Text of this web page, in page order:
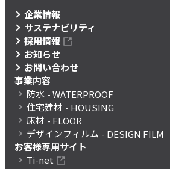
企業情報
サステナビリティ
採用情報
お知らせ
お問い合わせ
事業内容
防水 - WATERPROOF
住宅建材 - HOUSING
床材 - FLOOR
デザインフィルム - DESIGN FILM
お客様専用サイト
Ti-net